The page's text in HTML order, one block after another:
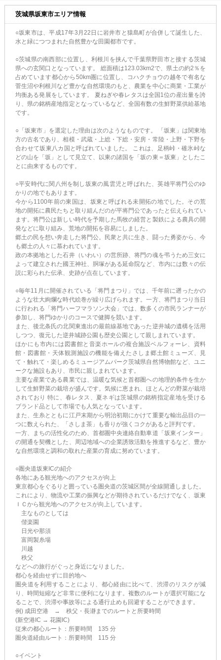
茨城県坂東市エリア情報
○坂東市は、平成17年3月22日に岩井市と猿島町が合併して誕生した、
水と緑につつまれた自然豊かな田園都市です。
○茨城県の南西部に位置し、利根川を挟んで千葉県野田市と接する茨城
県への玄関口となっています。 総面積は123.03km2で、県土の約2％を
占めています都心から50km圏に位置し、コハクチョウの越冬で有名な
菅生沼や利根川など豊かな自然環境のもと、農業を中心に商業・工業が
均衡ある発展をしています。 夏ねぎや春レタスは全国1位の産出量を誇
り、県の銘柄産地指定となっているなど、全国有数の生鮮野菜供給基地
です。
○「坂東市」を選定した理由は次のようなものです。 「坂東」は関東地
方の古名であり、相模・武蔵・上総・下総・安房・常陸・上野・下野を
合わせて坂東八カ国と呼ばれていました。 これは、足柄峠・碓氷峠な
どの山を「坂」として見立て、以東の諸国を「坂の東＝坂東」としたこ
とに由来するものです。
○平安時代に関八州を制し坂東の風雲児と呼ばれた、英雄平将門公のゆ
かりの地でもあります。
今から1100年前の東国は、坂東と呼ばれる未開拓の地でした。その荒
地の開拓に農民たちと取り組んだのが平将門公であったと伝えられてい
ます。将門公は新しい時代を予期した馬牧の経営と製鉄による農具の開
発などに取り組み、荒地の開拓を容易にしました。
郷土の民を想い奔走した将門公。民衆と共に生き、闘った勇姿から、今
も郷土の人々に慕われています。
政の本拠地とした石井（いわい）の営所跡、将門の魂を弔うため三女に
よって建立された國王神社、胴塚がある延命院など、市内には数々の伝
説に彩られた伝承、史跡が点在しています。
○毎年11月に開催されている「将門まつり」では、千年前に遡ったかの
ような壮大絢爛な時代絵巻が繰り広げられます。一方、将門まつり当日
に行われる「将門ハーフマラソン大会」では、数多くの市民ランナーが
参加し、将門ゆかりのコースで健脚を競います。
また、後北条氏の北関東進出の最前線基地であった逆井城の遺構を活用
しつつ、復元した逆井城跡公園も歴史公園として親しまれています。
ほかにも市内には図書館と音楽ホールの複合施設ベルフォーレ、資料
館・図書館・天体観測施設の機能を備えたさしま郷土館ミューズ、見
て・触れて・楽しめるミュージアムパーク茨城県自然博物館など、ユニ
ークな施設もあり、市民に親しまれています。
主要な産業である農業では、温暖な気候と首都圏への地理的条件を生か
して生鮮野菜の栽培が盛んです。気候に恵まれ、ほとんどの野菜が栽培
されており 特に、春レタス、夏ネギは茨城県の銘柄指定産地を受ける
ブランド品として市場でも人気となっています。
また、生糸とともに江戸末期から明治初期にかけて重要な輸出品目の一
つに数えられた、「さしま茶」も香りが強くコクがあると評判です。
一方、まちの活性化のため、首都圏中央連絡自動車道「坂東インター」
の開通を契機とした、周辺地域への企業誘致活動を推進するなど、豊か
な自然環境と調和の取れた産業の育成に努めています。
○圏央道坂東ICの紹介
各地にある観光地へのアクセスが向上
東京都心をぐるりと囲っている圏央道の茨城区間が全線開通しました。
これにより、物流や工業の振興などが期待されているだけでなく、坂東
ＩＣから観光地へのアクセスが向上しています。
主なものとしては
偕楽園
日光や那須
富岡製糸場
川越
秩父
などへの旅行がぐっと身近になりました。
都心を経由せずに目的地へ
圏央道を利用することにより、都心経由に比べて、渋滞のリスクが減
り、時間短縮など非常に便利になります。複数のルートが選択可能にな
ることで、渋滞や事故等による通行止めも回避することができます。
例) 成田空港 → 秩父・長瀞までのルートと所要時間
(新空港IC → 花園IC)
従来の都心ルート：所要時間 135 分
圏央道経由ルート：所要時間 115 分
○イベント